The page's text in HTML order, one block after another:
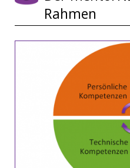
Rahmen